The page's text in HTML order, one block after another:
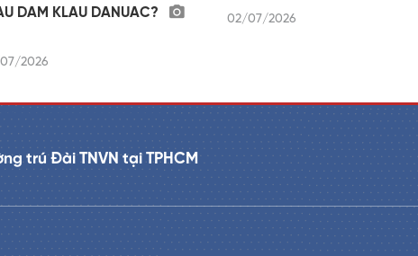
DAM KLAU DANUAC?
2026
02/07/2026
trú Đài TNVN tại TPHCM